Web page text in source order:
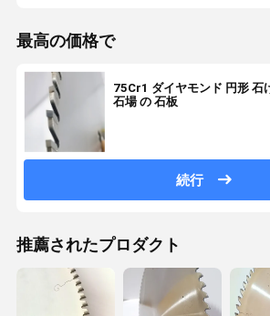
最高の価格で
75Cr1 ダイヤモンド 円形 石
石場 の 石板
続行
推薦されたプロダクト